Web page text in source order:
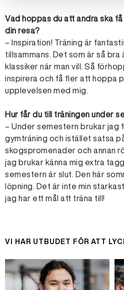
Vad hoppas du att andra ska
din resa?
– Inspiration! Träning är
tillsammans. Det som är så bra
klassiker när man vill. Så
inspirera och få fler att hoppa
upplevelsen med mig.
Hur får du till träningen under
– Under semestern brukar jag
gymträning och istället satsa
skogspromenader och annan
jag brukar känna mig extra
semestern är slut. Den här
löpning. Det är inte min
jag har ett mål att träna till!
VI HAR UTBUDET FÖR ATT
KLASSIKER: